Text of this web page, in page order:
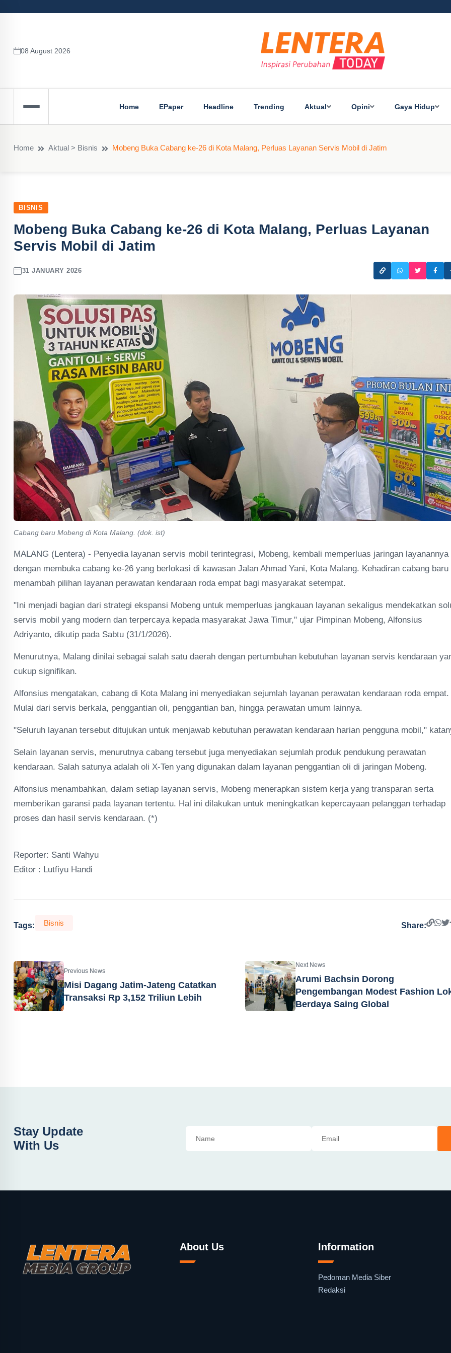
08 August 2026
Home EPaper Headline Trending Aktual Opini Gaya Hidup
Home Aktual > Bisnis Mobeng Buka Cabang ke-26 di Kota Malang, Perluas Layanan Servis Mobil di Jatim
BISNIS
Mobeng Buka Cabang ke-26 di Kota Malang, Perluas Layanan
Servis Mobil di Jatim
31 JANUARY 2026
Cabang baru Mobeng di Kota Malang. (dok. ist)
MALANG (Lentera) - Penyedia layanan servis mobil terintegrasi, Mobeng, kembali memperluas jaringan layanannya
dengan membuka cabang ke-26 yang berlokasi di kawasan Jalan Ahmad Yani, Kota Malang. Kehadiran cabang baru
menambah pilihan layanan perawatan kendaraan roda empat bagi masyarakat setempat.
"Ini menjadi bagian dari strategi ekspansi Mobeng untuk memperluas jangkauan layanan sekaligus mendekatkan
servis mobil yang modern dan terpercaya kepada masyarakat Jawa Timur," ujar Pimpinan Mobeng, Alfonsius
Adriyanto, dikutip pada Sabtu (31/1/2026).
Menurutnya, Malang dinilai sebagai salah satu daerah dengan pertumbuhan kebutuhan layanan servis kendaraan
cukup signifikan.
Alfonsius mengatakan, cabang di Kota Malang ini menyediakan sejumlah layanan perawatan kendaraan roda empat.
Mulai dari servis berkala, penggantian oli, penggantian ban, hingga perawatan umum lainnya.
"Seluruh layanan tersebut ditujukan untuk menjawab kebutuhan perawatan kendaraan harian pengguna mobil,"
Selain layanan servis, menurutnya cabang tersebut juga menyediakan sejumlah produk pendukung perawatan
kendaraan. Salah satunya adalah oli X-Ten yang digunakan dalam layanan penggantian oli di jaringan Mobeng.
Alfonsius menambahkan, dalam setiap layanan servis, Mobeng menerapkan sistem kerja yang transparan serta
memberikan garansi pada layanan tertentu. Hal ini dilakukan untuk meningkatkan kepercayaan pelanggan terhadap
proses dan hasil servis kendaraan. (*)
Reporter: Santi Wahyu
Editor : Lutfiyu Handi
Tags: Bisnis Share:
Previous News
Misi Dagang Jatim-Jateng Catatkan
Transaksi Rp 3,152 Triliun Lebih
Next News
Arumi Bachsin Dorong
Pengembangan Modest Fashion
Berdaya Saing Global
Stay Update
With Us
About Us Information
Pedoman Media Siber
Redaksi